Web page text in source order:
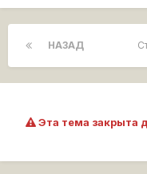
на форуме ? никогда
задонатив фоша ,
угодно ?
Зачем нужен тт ? у
, пушка , маскировка
НАЗАД
Эта тема закрыта